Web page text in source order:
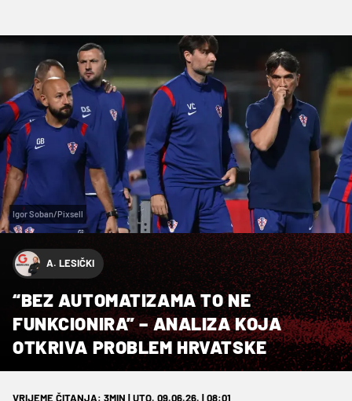
Igor Soban/Pixsell
A. LESIČKI
“BEZ AUTOMATIZAMA TO NE
FUNKCIONIRA” – ANALIZA KOJA
OTKRIVA PROBLEM HRVATSKE
VRIJEME ČITANJA: 3MIN | UTO. 09.06.26. | 08:01